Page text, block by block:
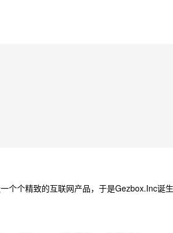
个个精致的互联网产品，于是Gezbox.Inc诞生